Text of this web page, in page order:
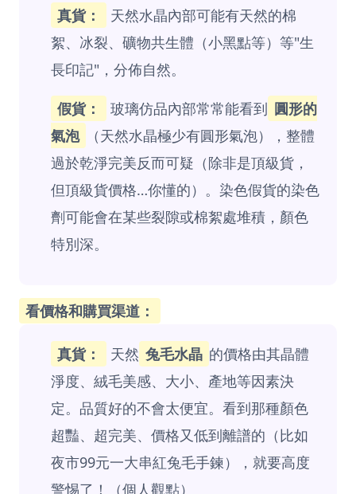
真貨：
天然水晶內部可能有天然的棉
絮、冰裂、礦物共生體（小黑點等）等"生
長印記"，分佈自然。
假貨： 玻璃仿品內部常常能看到 圓形的
氣泡
（天然水晶極少有圓形氣泡），整體
過於乾淨完美反而可疑（除非是頂級貨，
但頂級貨價格…你懂的）。染色假貨的染色
劑可能會在某些裂隙或棉絮處堆積，顏色
特別深。
看價格和購買渠道：
真貨： 天然 兔毛水晶 的價格由其晶體
淨度、絨毛美感、大小、產地等因素決
定。品質好的不會太便宜。看到那種顏色
超豔、超完美、價格又低到離譜的（比如
夜市99元一大串紅兔毛手鍊），就要高度
警惕了！（個人觀點）